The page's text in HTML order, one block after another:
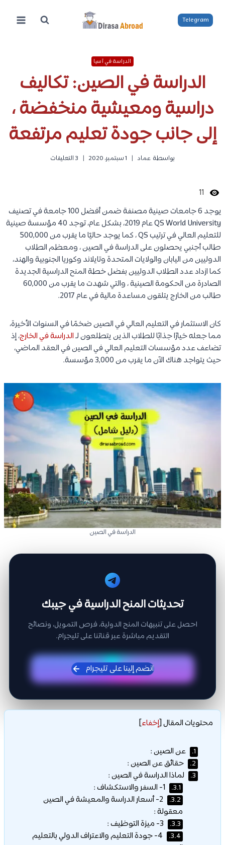
المحتوى
Telegram
الدراسة في آسيا
الدراسة في الصين: تكاليف
دراسية ومعيشية منخفضة ،
إلى جانب جودة تعليم مرتفعة
بواسطة عماد 1 سبتمبر، 2020 3 التعليقات
11
يوجد 6 جامعات صينية مصنفة ضمن أفضل 100 جامعة في تصنيف
QS World University عام 2019، بشكل عام، توجد 40 مؤسسة صينية
للتعليم العالي في ترتيب QS ، كما يوجد حاليًا ما يقرب من 500,000
طالب أجنبي يحصلون على الدراسة في الصين ، ومعظم الطلاب
الدوليين من اليابان والولايات المتحدة وتايلاند وكوريا الجنوبية والهند،
كما ازداد عدد الطلاب الدوليين بفضل خطة المنح الدراسية الجديدة
الصادرة من الحكومة الصينية ، والتي شهدت ما يقرب من 60,000
طالب من الخارج يتلقون مساعدة مالية في عام 2017.
كان الاستثمار في التعليم العالي في الصين ضخمًا في السنوات الأخيرة،
مما جعله خيارًا جذابًا للطلاب الذين يتطلعون لـالدراسة في الخارج، إذ
تضاعف عدد مؤسسات التعليم العالي في الصين في العقد الماضي،
حيث يتواجد هناك الآن ما يقرب من 3,000 مؤسسة.
الدراسة في الصين
تحديثات المنح الدراسية في جيبك
احصل على تنبيهات المنح الدولية، فرص التمويل، ونصائح
التقديم مباشرة عبر قناتنا على تليجرام.
انضم إلينا على تليجرام
محتويات المقال[إخفاء]
1. عن الصين :
2. حقائق عن الصين :
3. لماذا الدراسة في الصين :
3.1.
3.2.
2- أسعار الدراسة والمعيشة في الصين
معقولة :
3.3.
3.4.
4- جودة التعليم والاعتراف الدولي بالتعليم